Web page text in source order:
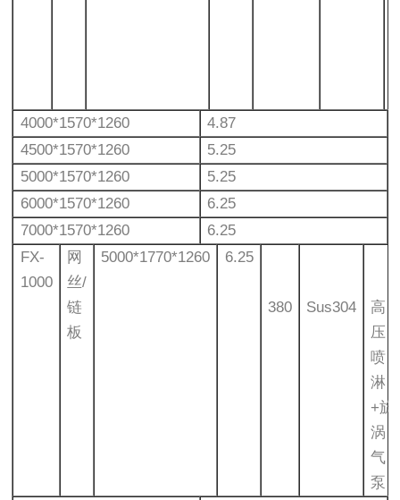
4000*1570*1260
4.87
4500*1570*1260
5.25
5000*1570*1260
5.25
6000*1570*1260
6.25
7000*1570*1260
6.25
FX-
1000
网
丝/
链
板
5000*1770*1260 6.25
380 Sus304
高
压
喷
淋
+旋
涡
气
泵